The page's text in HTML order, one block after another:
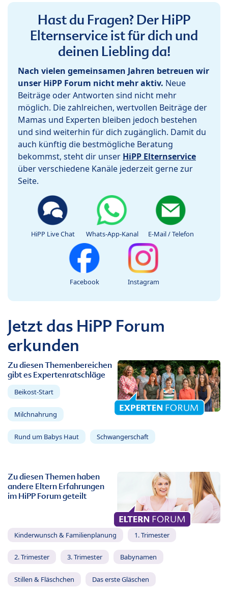
Hast du Fragen? Der HiPP
Elternservice ist für dich und
deinen Liebling da!
Nach vielen gemeinsamen Jahren betreuen wir
unser HiPP Forum nicht mehr aktiv. Neue
Beiträge oder Antworten sind nicht mehr
möglich. Die zahlreichen, wertvollen Beiträge der
Mamas und Experten bleiben jedoch bestehen
und sind weiterhin für dich zugänglich. Damit du
auch künftig die bestmögliche Beratung
bekommst, steht dir unser HiPP Elternservice
über verschiedene Kanäle jederzeit gerne zur
Seite.
HiPP Live Chat Whats-App-Kanal E-Mail / Telefon
Facebook Instagram
Jetzt das HiPP Forum
erkunden
Zu diesen Themenbereichen
gibt es Expertenratschläge
Beikost-Start
Milchnahrung
Rund um Babys Haut Schwangerschaft
Zu diesen Themen haben
andere Eltern Erfahrungen
im HiPP Forum geteilt
Kinderwunsch & Familienplanung 1. Trimester
2. Trimester 3. Trimester Babynamen
Stillen & Fläschchen Das erste Gläschen